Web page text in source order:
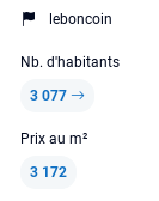
leboncoin
Nb. d'habitants
3 077
Prix au m²
3 172